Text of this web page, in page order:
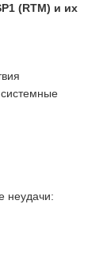
(RTM) и их
неудачи: